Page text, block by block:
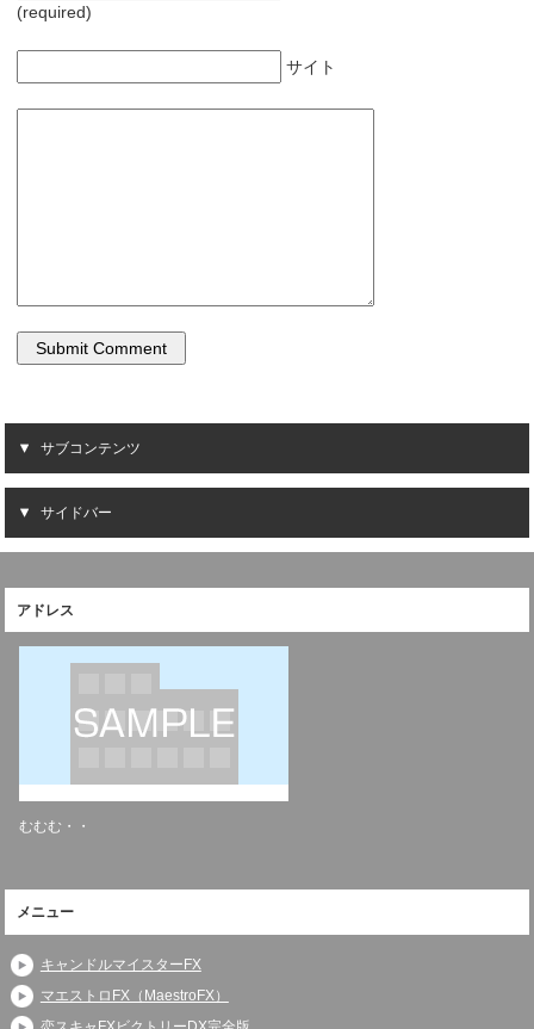
(required)
サイト
サブコンテンツ
サイドバー
アドレス
むむむ・・
メニュー
キャンドルマイスターFX
マエストロFX（MaestroFX）